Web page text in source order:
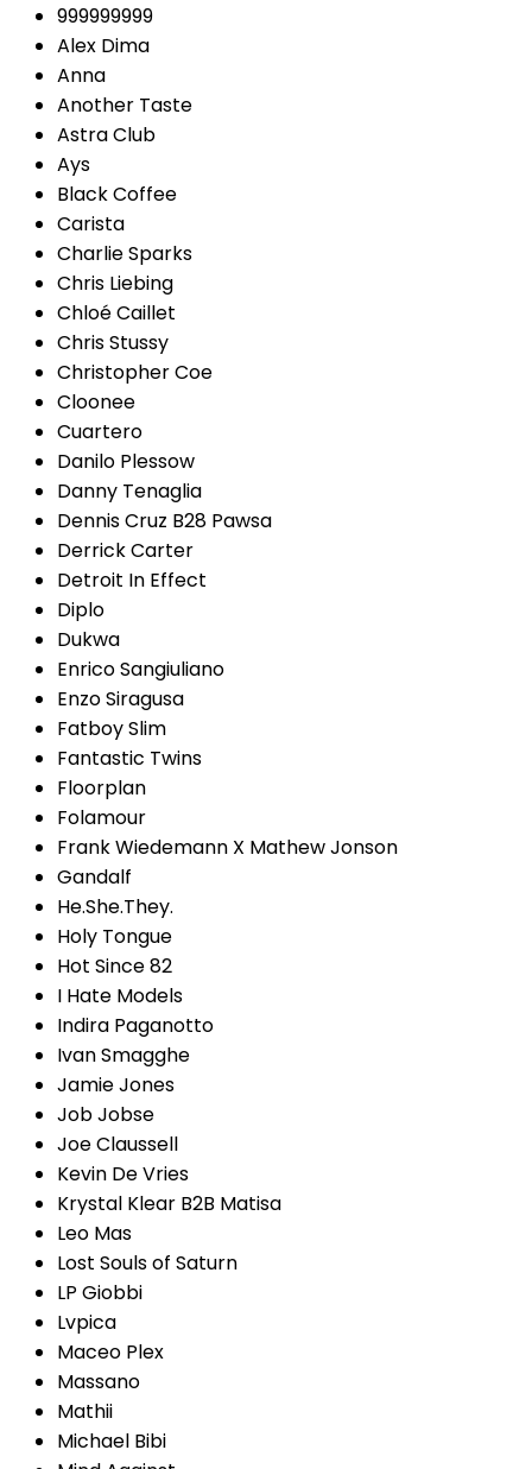
999999999
Alex Dima
Anna
Another Taste
Astra Club
Ays
Black Coffee
Carista
Charlie Sparks
Chris Liebing
Chloé Caillet
Chris Stussy
Christopher Coe
Cloonee
Cuartero
Danilo Plessow
Danny Tenaglia
Dennis Cruz B28 Pawsa
Derrick Carter
Detroit In Effect
Diplo
Dukwa
Enrico Sangiuliano
Enzo Siragusa
Fatboy Slim
Fantastic Twins
Floorplan
Folamour
Frank Wiedemann X Mathew Jonson
Gandalf
He.She.They.
Holy Tongue
Hot Since 82
I Hate Models
Indira Paganotto
Ivan Smagghe
Jamie Jones
Job Jobse
Joe Claussell
Kevin De Vries
Krystal Klear B2B Matisa
Leo Mas
Lost Souls of Saturn
LP Giobbi
Lvpica
Maceo Plex
Massano
Mathii
Michael Bibi